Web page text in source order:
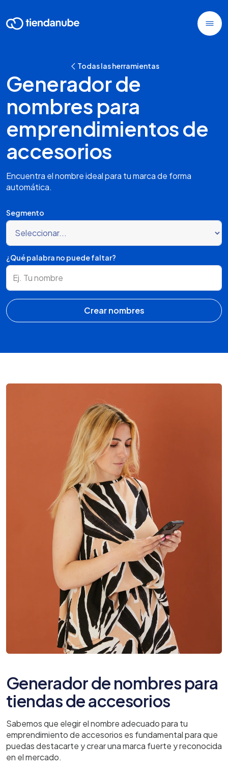
Todas las herramientas
Generador de
nombres para
emprendimientos de
accesorios
Encuentra el nombre ideal para tu marca de forma
automática.
Segmento
¿Qué palabra no puede faltar?
Crear nombres
Generador de nombres para
tiendas de accesorios
Sabemos que elegir el nombre adecuado para tu
emprendimiento de accesorios es fundamental para que
puedas destacarte y crear una marca fuerte y reconocida
en el mercado.